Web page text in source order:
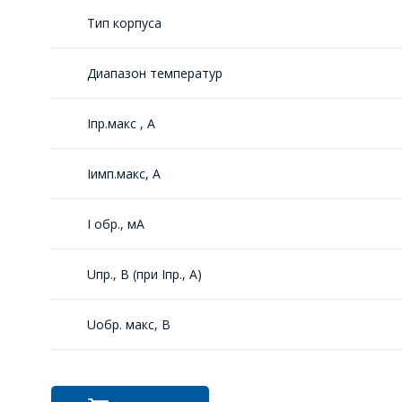
Тип корпуса
Диапазон температур
Iпр.макс , А
Iимп.макс, А
I обр., мА
Uпр., В (при Iпр., А)
Uобр. макс, В